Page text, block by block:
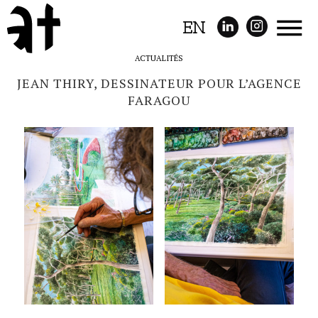
EN
ACTUALITÉS
JEAN THIRY, DESSINATEUR POUR L’AGENCE
FARAGOU